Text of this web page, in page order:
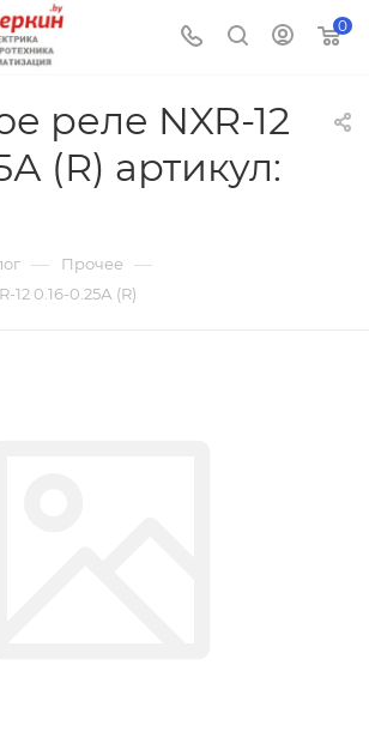
0
реле NXR-12
(R) артикул:
— Прочее —
12 0.16-0.25А (R)